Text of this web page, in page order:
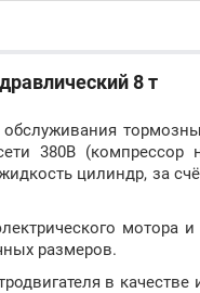
8 т
обслуживания
380В (компрессор
цилиндр, за
мотора
размеров.
в качестве